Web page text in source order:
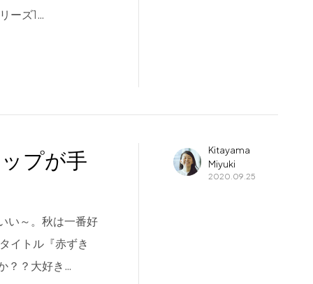
ーズ1…
プが手
い～。秋は一番好
イトル『赤ずき
？？大好き…
Kitayama
Miyuki
2020.09.25